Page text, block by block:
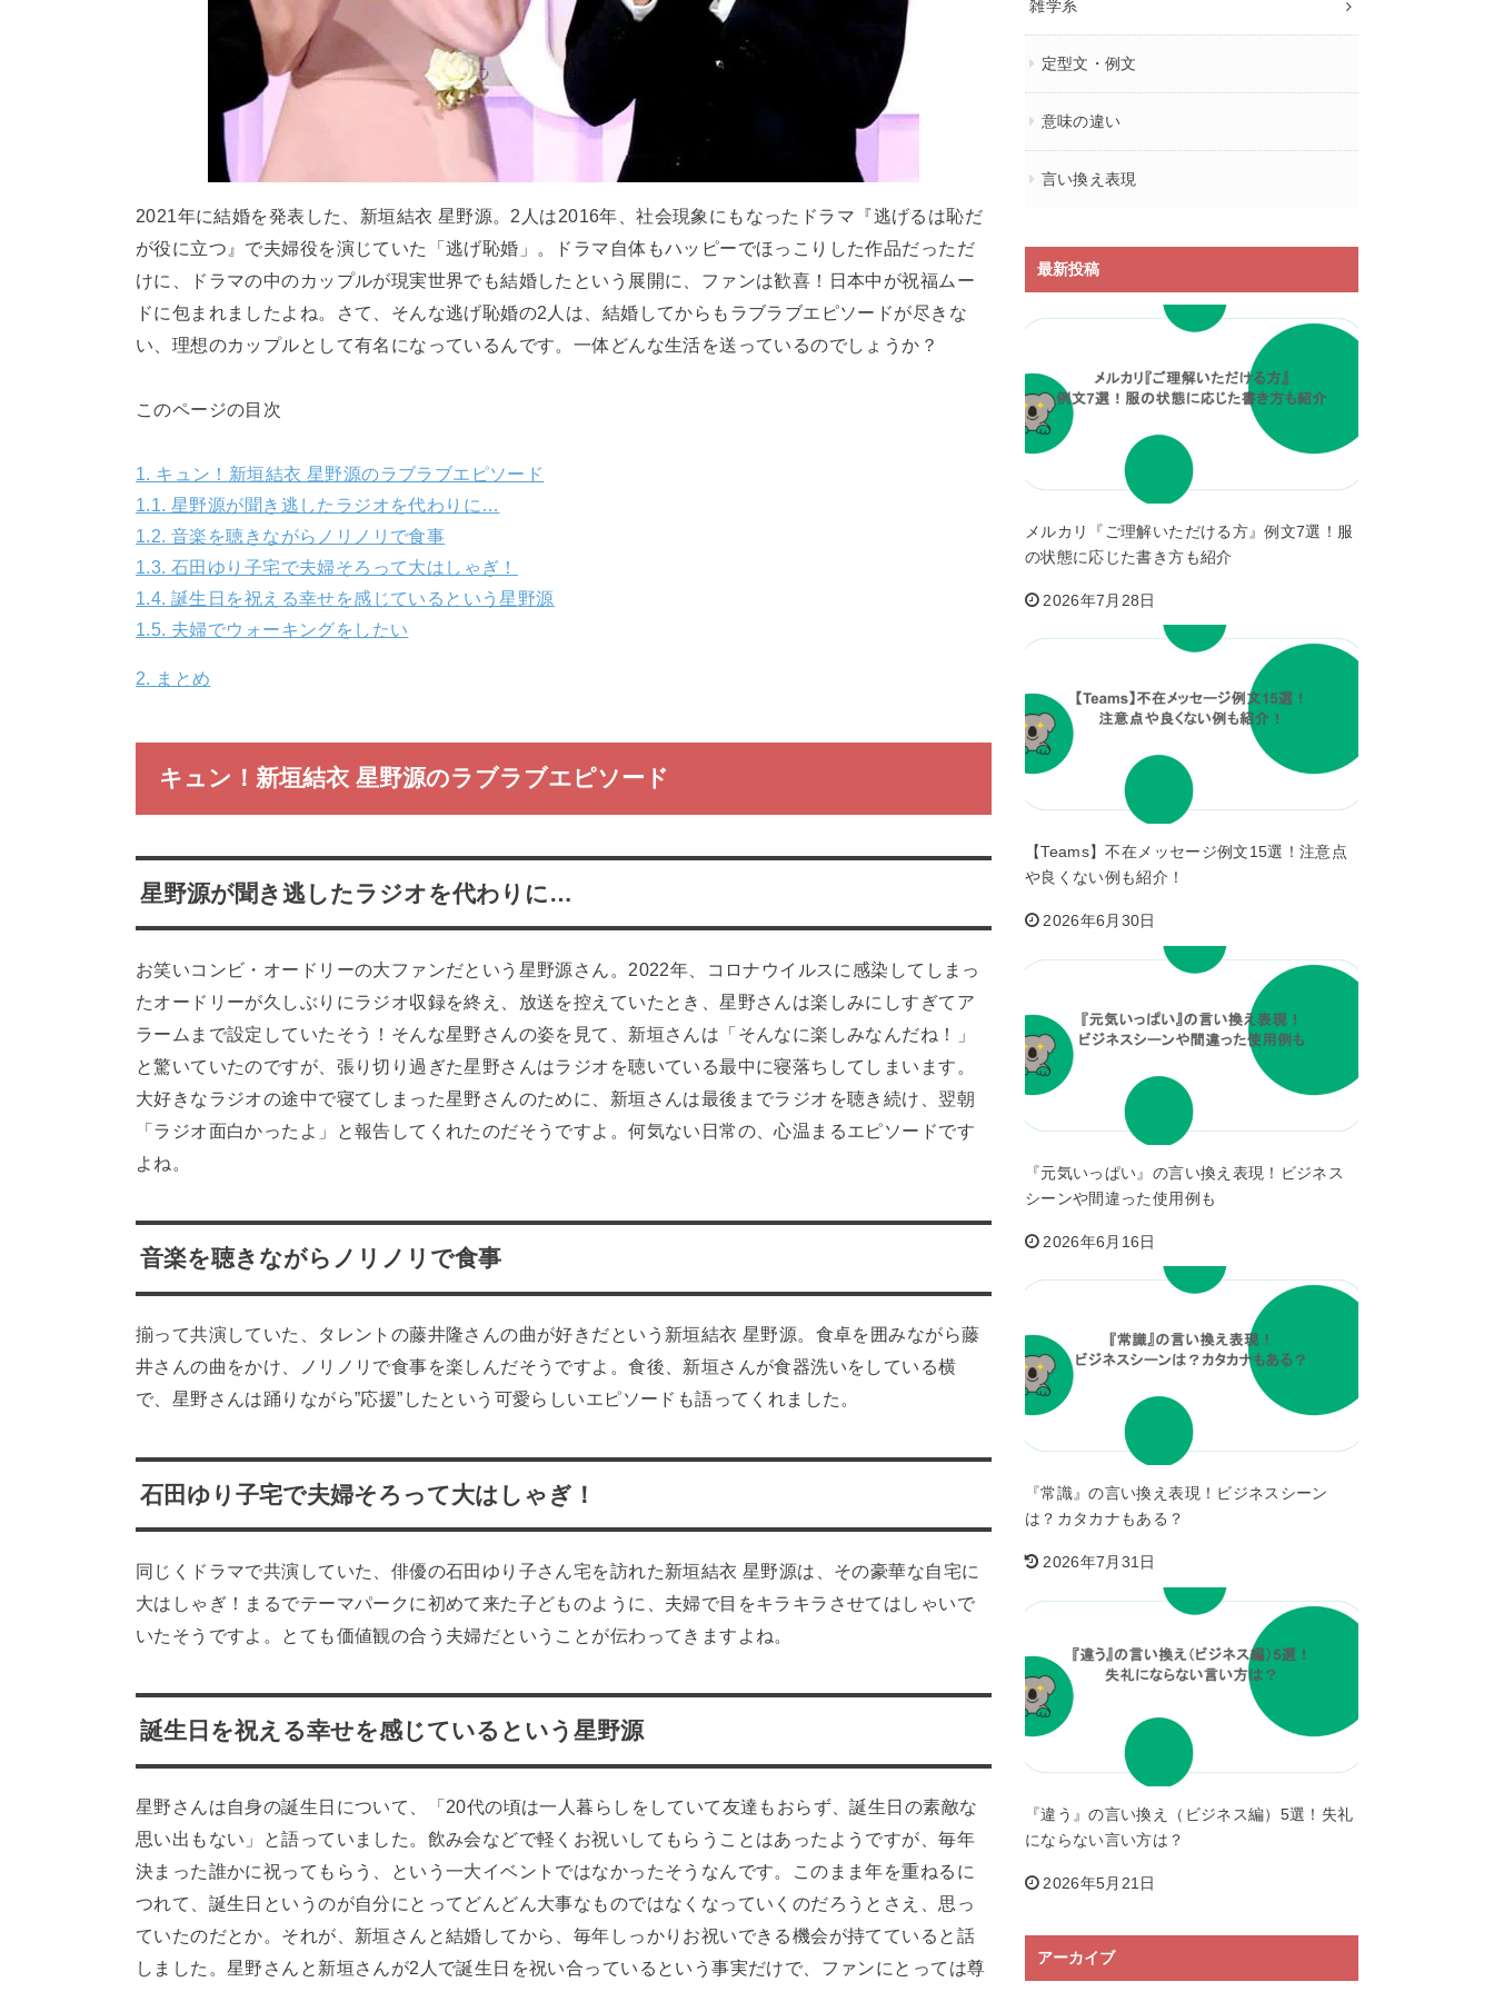
2021年に結婚を発表した、新垣結衣 星野源。2人は2016年、社会現象にもなったドラマ『逃げるは恥だ
が役に立つ』で夫婦役を演じていた「逃げ恥婚」。ドラマ自体もハッピーでほっこりした作品だっただ
けに、ドラマの中のカップルが現実世界でも結婚したという展開に、ファンは歓喜！日本中が祝福ムー
ドに包まれましたよね。さて、そんな逃げ恥婚の2人は、結婚してからもラブラブエピソードが尽きな
い、理想のカップルとして有名になっているんです。一体どんな生活を送っているのでしょうか？
このページの目次
1. キュン！新垣結衣 星野源のラブラブエピソード
1.1. 星野源が聞き逃したラジオを代わりに…
1.2. 音楽を聴きながらノリノリで食事
1.3. 石田ゆり子宅で夫婦そろって大はしゃぎ！
1.4. 誕生日を祝える幸せを感じているという星野源
1.5. 夫婦でウォーキングをしたい
2. まとめ
キュン！新垣結衣 星野源のラブラブエピソード
星野源が聞き逃したラジオを代わりに…
お笑いコンビ・オードリーの大ファンだという星野源さん。2022年、コロナウイルスに感染してしまっ
たオードリーが久しぶりにラジオ収録を終え、放送を控えていたとき、星野さんは楽しみにしすぎてア
ラームまで設定していたそう！そんな星野さんの姿を見て、新垣さんは「そんなに楽しみなんだね！」
と驚いていたのですが、張り切り過ぎた星野さんはラジオを聴いている最中に寝落ちしてしまいます。
大好きなラジオの途中で寝てしまった星野さんのために、新垣さんは最後までラジオを聴き続け、翌朝
「ラジオ面白かったよ」と報告してくれたのだそうですよ。何気ない日常の、心温まるエピソードです
よね。
音楽を聴きながらノリノリで食事
揃って共演していた、タレントの藤井隆さんの曲が好きだという新垣結衣 星野源。食卓を囲みながら藤
井さんの曲をかけ、ノリノリで食事を楽しんだそうですよ。食後、新垣さんが食器洗いをしている横
で、星野さんは踊りながら”応援”したという可愛らしいエピソードも語ってくれました。
石田ゆり子宅で夫婦そろって大はしゃぎ！
同じくドラマで共演していた、俳優の石田ゆり子さん宅を訪れた新垣結衣 星野源は、その豪華な自宅に
大はしゃぎ！まるでテーマパークに初めて来た子どものように、夫婦で目をキラキラさせてはしゃいで
いたそうですよ。とても価値観の合う夫婦だということが伝わってきますよね。
誕生日を祝える幸せを感じているという星野源
星野さんは自身の誕生日について、「20代の頃は一人暮らしをしていて友達もおらず、誕生日の素敵な
思い出もない」と語っていました。飲み会などで軽くお祝いしてもらうことはあったようですが、毎年
決まった誰かに祝ってもらう、という一大イベントではなかったそうなんです。このまま年を重ねるに
つれて、誕生日というのが自分にとってどんどん大事なものではなくなっていくのだろうとさえ、思っ
ていたのだとか。それが、新垣さんと結婚してから、毎年しっかりお祝いできる機会が持てていると話
しました。星野さんと新垣さんが2人で誕生日を祝い合っているという事実だけで、ファンにとっては尊
雑学系
定型文・例文
意味の違い
言い換え表現
最新投稿
メルカリ『ご理解いただける方』例文7選！服
の状態に応じた書き方も紹介
2026年7月28日
【Teams】不在メッセージ例文15選！注意点
や良くない例も紹介！
2026年6月30日
『元気いっぱい』の言い換え表現！ビジネス
シーンや間違った使用例も
2026年6月16日
『常識』の言い換え表現！ビジネスシーン
は？カタカナもある？
2026年7月31日
『違う』の言い換え（ビジネス編）5選！失礼
にならない言い方は？
2026年5月21日
アーカイブ